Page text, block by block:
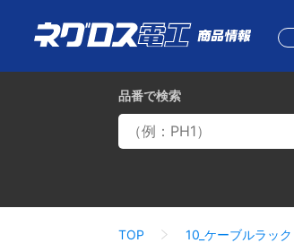
品番で検索
TOP 10_ケーブルラック